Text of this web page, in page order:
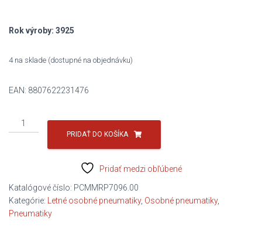
Rok výroby: 3925
4 na sklade (dostupné na objednávku)
EAN: 8807622231476
množstvo
195/60R16
EV
B/B/B/71DB
NEXEN
PRIDAŤ DO KOŠÍKA
Pridať medzi obľúbené
Katalógové číslo: PCMMRP7096.00
Kategórie:
Letné osobné pneumatiky, Osobné pneumatiky,
Pneumatiky